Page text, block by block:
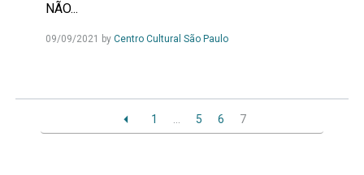
NÃO...
09/09/2021 by Centro Cultural São Paulo
1 … 5 6 7